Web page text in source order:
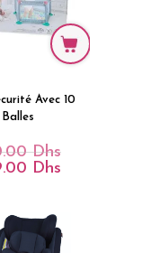
Avec 10
Balles
DhsLe
Dhs